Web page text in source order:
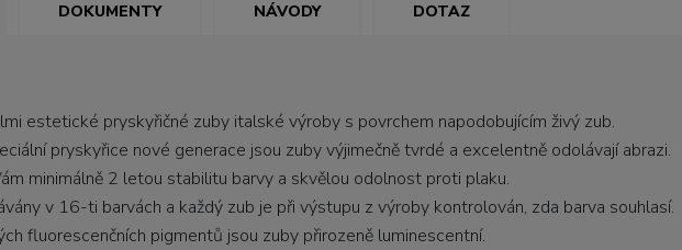
DOKUMENTY NÁVODY DOTAZ
estetické pryskyřičné zuby italské výroby s povrchem napodobujícím živý zub.
pryskyřice nové generace jsou zuby výjimečně tvrdé a excelentně odolávají abrazi.
minimálně 2 letou stabilitu barvy a skvělou odolnost proti plaku.
v 16-ti barvách a každý zub je při výstupu z výroby kontrolován, zda barva souhlasí.
fluorescenčních pigmentů jsou zuby přirozeně luminescentní.